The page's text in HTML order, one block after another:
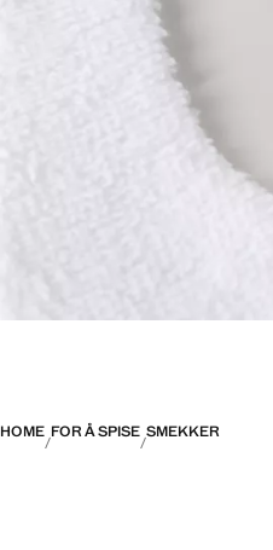
HOME FOR Å SPISE SMEKKER